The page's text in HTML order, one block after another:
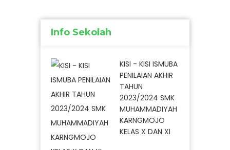
Info Sekolah
KISI - KISI ISMUBA
PENILAIAN AKHIR
TAHUN
2023/2024 SMK
MUHAMMADIYAH
KARNGMOJO
KELAS X DAN XI